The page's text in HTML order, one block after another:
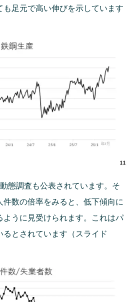
足元で高い伸びを示しています
態調査も公表されています。そ
件数の倍率をみると、低下傾向に
ように見受けられます。これはパ
るとされています（スライド